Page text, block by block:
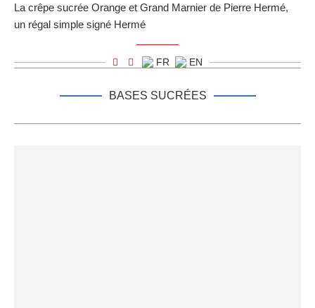
La crêpe sucrée Orange et Grand Marnier de Pierre Hermé,
un régal simple signé Hermé
FR EN
BASES SUCRÉES